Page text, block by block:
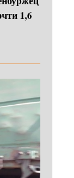
1,6